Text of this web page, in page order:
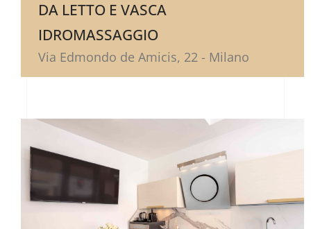
DA LETTO E VASCA
IDROMASSAGGIO
Via Edmondo de Amicis, 22 - Milano